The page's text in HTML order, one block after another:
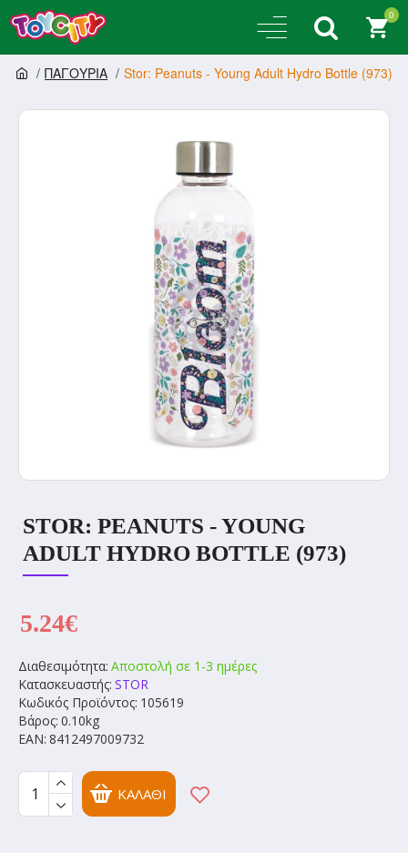
0
ΠΑΓΟΥΡΙΑ Stor: Peanuts - Young Adult Hydro Bottle (973)
STOR: PEANUTS - YOUNG
ADULT HYDRO BOTTLE (973)
Διαθεσιμότητα: Αποστολή σε 1-3 ημέρες
Κατασκευαστής: STOR
Κωδικός Προϊόντος: 105619
Βάρος: 0.10kg
EAN: 8412497009732
5.24€
ΚΑΛΆΘΙ